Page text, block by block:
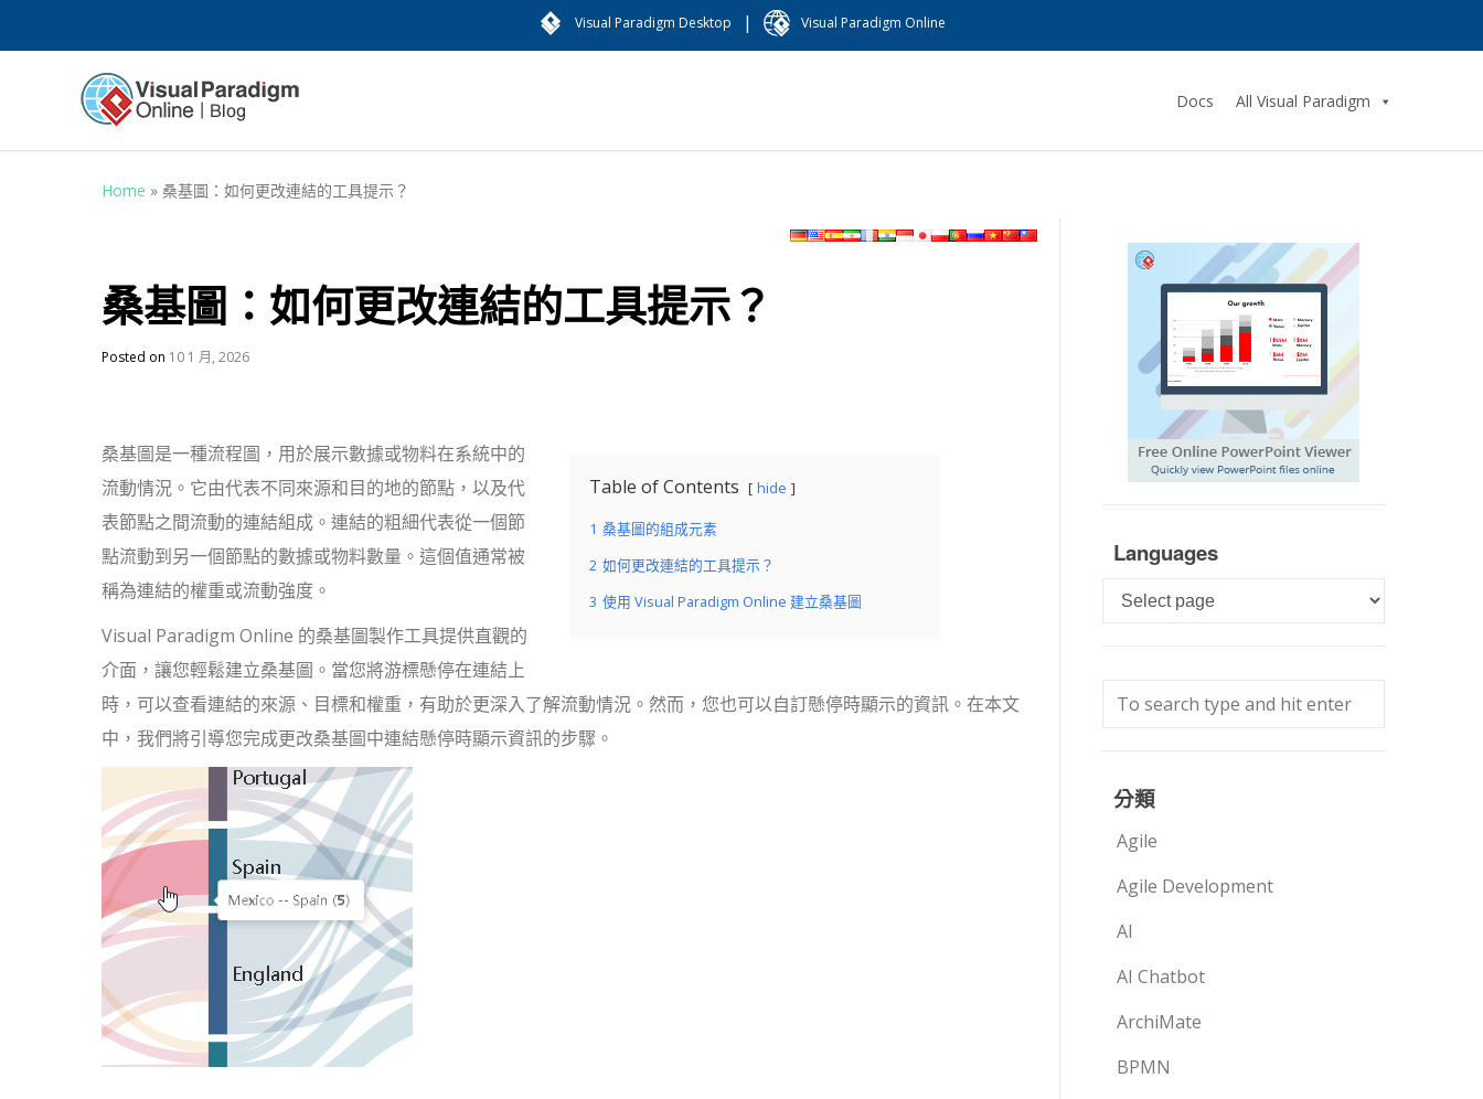
Visual Paradigm Desktop | Visual Paradigm Online
Docs All Visual Paradigm
Home » 桑基圖：如何更改連結的工具提示？
桑基圖：如何更改連結的工具提示？
Posted on 10 1 月, 2026
Table of Contents hide
1 桑基圖的組成元素
2 如何更改連結的工具提示？
3 使用 Visual Paradigm Online 建立桑基圖
桑基圖是一種流程圖，用於展示數據或物料在系統中的
流動情況。它由代表不同來源和目的地的節點，以及代
表節點之間流動的連結組成。連結的粗細代表從一個節
點流動到另一個節點的數據或物料數量。這個值通常被
稱為連結的權重或流動強度。
Visual Paradigm Online 的桑基圖製作工具提供直觀的
介面，讓您輕鬆建立桑基圖。當您將游標懸停在連結上
時，可以查看連結的來源、目標和權重，有助於更深入了解流動情況。然而，您也可以自訂懸停時顯示的資訊。在本文
中，我們將引導您完成更改桑基圖中連結懸停時顯示資訊的步驟。
Languages
Languages
分類
Agile
Agile Development
AI
AI Chatbot
ArchiMate
BPMN